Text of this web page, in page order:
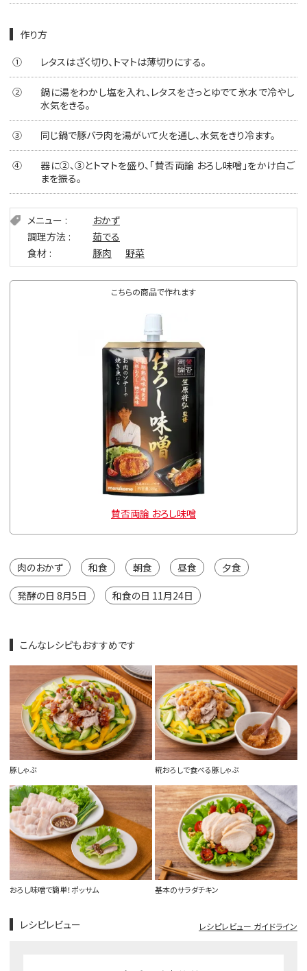
作り方
①
レタスはざく切り、トマトは薄切りにする。
②
鍋に湯をわかし塩を入れ、レタスをさっとゆでて氷水で冷やし
水気をきる。
③ 同じ鍋で豚バラ肉を湯がいて火を通し、水気をきり冷ます。
④
器に②、③とトマトを盛り、「賛否両論 おろし味噌」をかけ白ご
まを振る。
メニュー
おかず
調理方法
茹でる
食材
豚肉 野菜
こちらの商品で作れます
賛否両論 おろし味噌
肉のおかず 和食 朝食 昼食 夕食
発酵の日 8月5日 和食の日 11月24日
こんなレシピもおすすめです
豚しゃぶ 糀おろしで食べる豚しゃぶ
おろし味噌で簡単！ポッサム 基本のサラダチキン
レシピレビュー レシピレビュー ガイドライン